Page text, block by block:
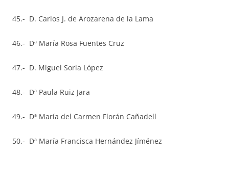
45.- D. Carlos J. de Arozarena de la Lama
46.- Dª María Rosa Fuentes Cruz
47.- D. Miguel Soria López
48.- Dª Paula Ruiz Jara
49.- Dª María del Carmen Florán Cañadell
50.- Dª María Francisca Hernández Jíménez